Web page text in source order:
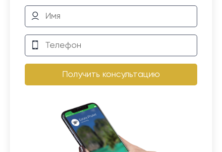
Получить консультацию